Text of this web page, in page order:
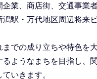
業、商店街、交通事業
駅・万代地区周辺将来
での成り立ちや特色を
ようなまちを目指し、
いきます。